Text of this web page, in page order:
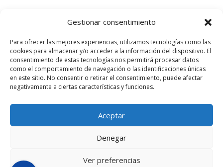
Gestionar consentimiento
Para ofrecer las mejores experiencias, utilizamos tecnologías como las
cookies para almacenar y/o acceder a la información del dispositivo. El
consentimiento de estas tecnologías nos permitirá procesar datos
como el comportamiento de navegación o las identificaciones únicas
en este sitio. No consentir o retirar el consentimiento, puede afectar
negativamente a ciertas características y funciones.
Aceptar
Denegar
Ver preferencias
Lampista Barcelona. Todos los derechos
reservados.
Política de privacidad